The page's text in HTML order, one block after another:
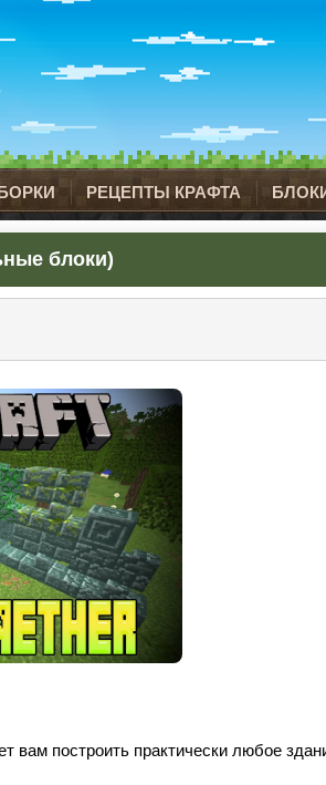
РЕЦЕПТЫ КРАФТА
блоки)
вам построить практически любое